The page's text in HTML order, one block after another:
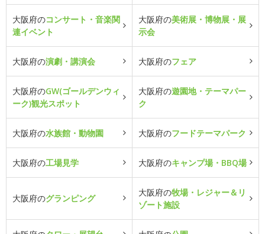
大阪府のコンサート・音楽関
連イベント
大阪府の美術展・博物展・展
示会
大阪府の演劇・講演会 大阪府のフェア
大阪府のGW(ゴールデンウィ
ーク)観光スポット
大阪府の遊園地・テーマパー
ク
大阪府の水族館・動物園 大阪府のフードテーマパーク
大阪府の工場見学 大阪府のキャンプ場・BBQ場
大阪府のグランピング
大阪府の牧場・レジャー＆リ
ゾート施設